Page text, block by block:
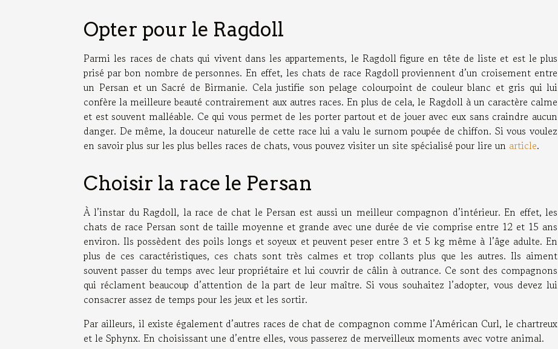
Opter pour le Ragdoll
Parmi les races de chats qui vivent dans les appartements, le Ragdoll figure en tête de liste et est le plus
prisé par bon nombre de personnes. En effet, les chats de race Ragdoll proviennent d’un croisement entre
un Persan et un Sacré de Birmanie. Cela justifie son pelage colourpoint de couleur blanc et gris qui lui
confère la meilleure beauté contrairement aux autres races. En plus de cela, le Ragdoll à un caractère calme
et est souvent malléable. Ce qui vous permet de les porter partout et de jouer avec eux sans craindre aucun
danger. De même, la douceur naturelle de cette race lui a valu le surnom poupée de chiffon. Si vous voulez
en savoir plus sur les plus belles races de chats, vous pouvez visiter un site spécialisé pour lire un article.
Choisir la race le Persan
À l’instar du Ragdoll, la race de chat le Persan est aussi un meilleur compagnon d’intérieur. En effet, les
chats de race Persan sont de taille moyenne et grande avec une durée de vie comprise entre 12 et 15 ans
environ. Ils possèdent des poils longs et soyeux et peuvent peser entre 3 et 5 kg même à l’âge adulte. En
plus de ces caractéristiques, ces chats sont très calmes et trop collants plus que les autres. Ils aiment
souvent passer du temps avec leur propriétaire et lui couvrir de câlin à outrance. Ce sont des compagnons
qui réclament beaucoup d’attention de la part de leur maître. Si vous souhaitez l’adopter, vous devez lui
consacrer assez de temps pour les jeux et les sortir.
Par ailleurs, il existe également d’autres races de chat de compagnon comme l’Américan Curl, le chartreux
et le Sphynx. En choisissant une d’entre elles, vous passerez de merveilleux moments avec votre animal.